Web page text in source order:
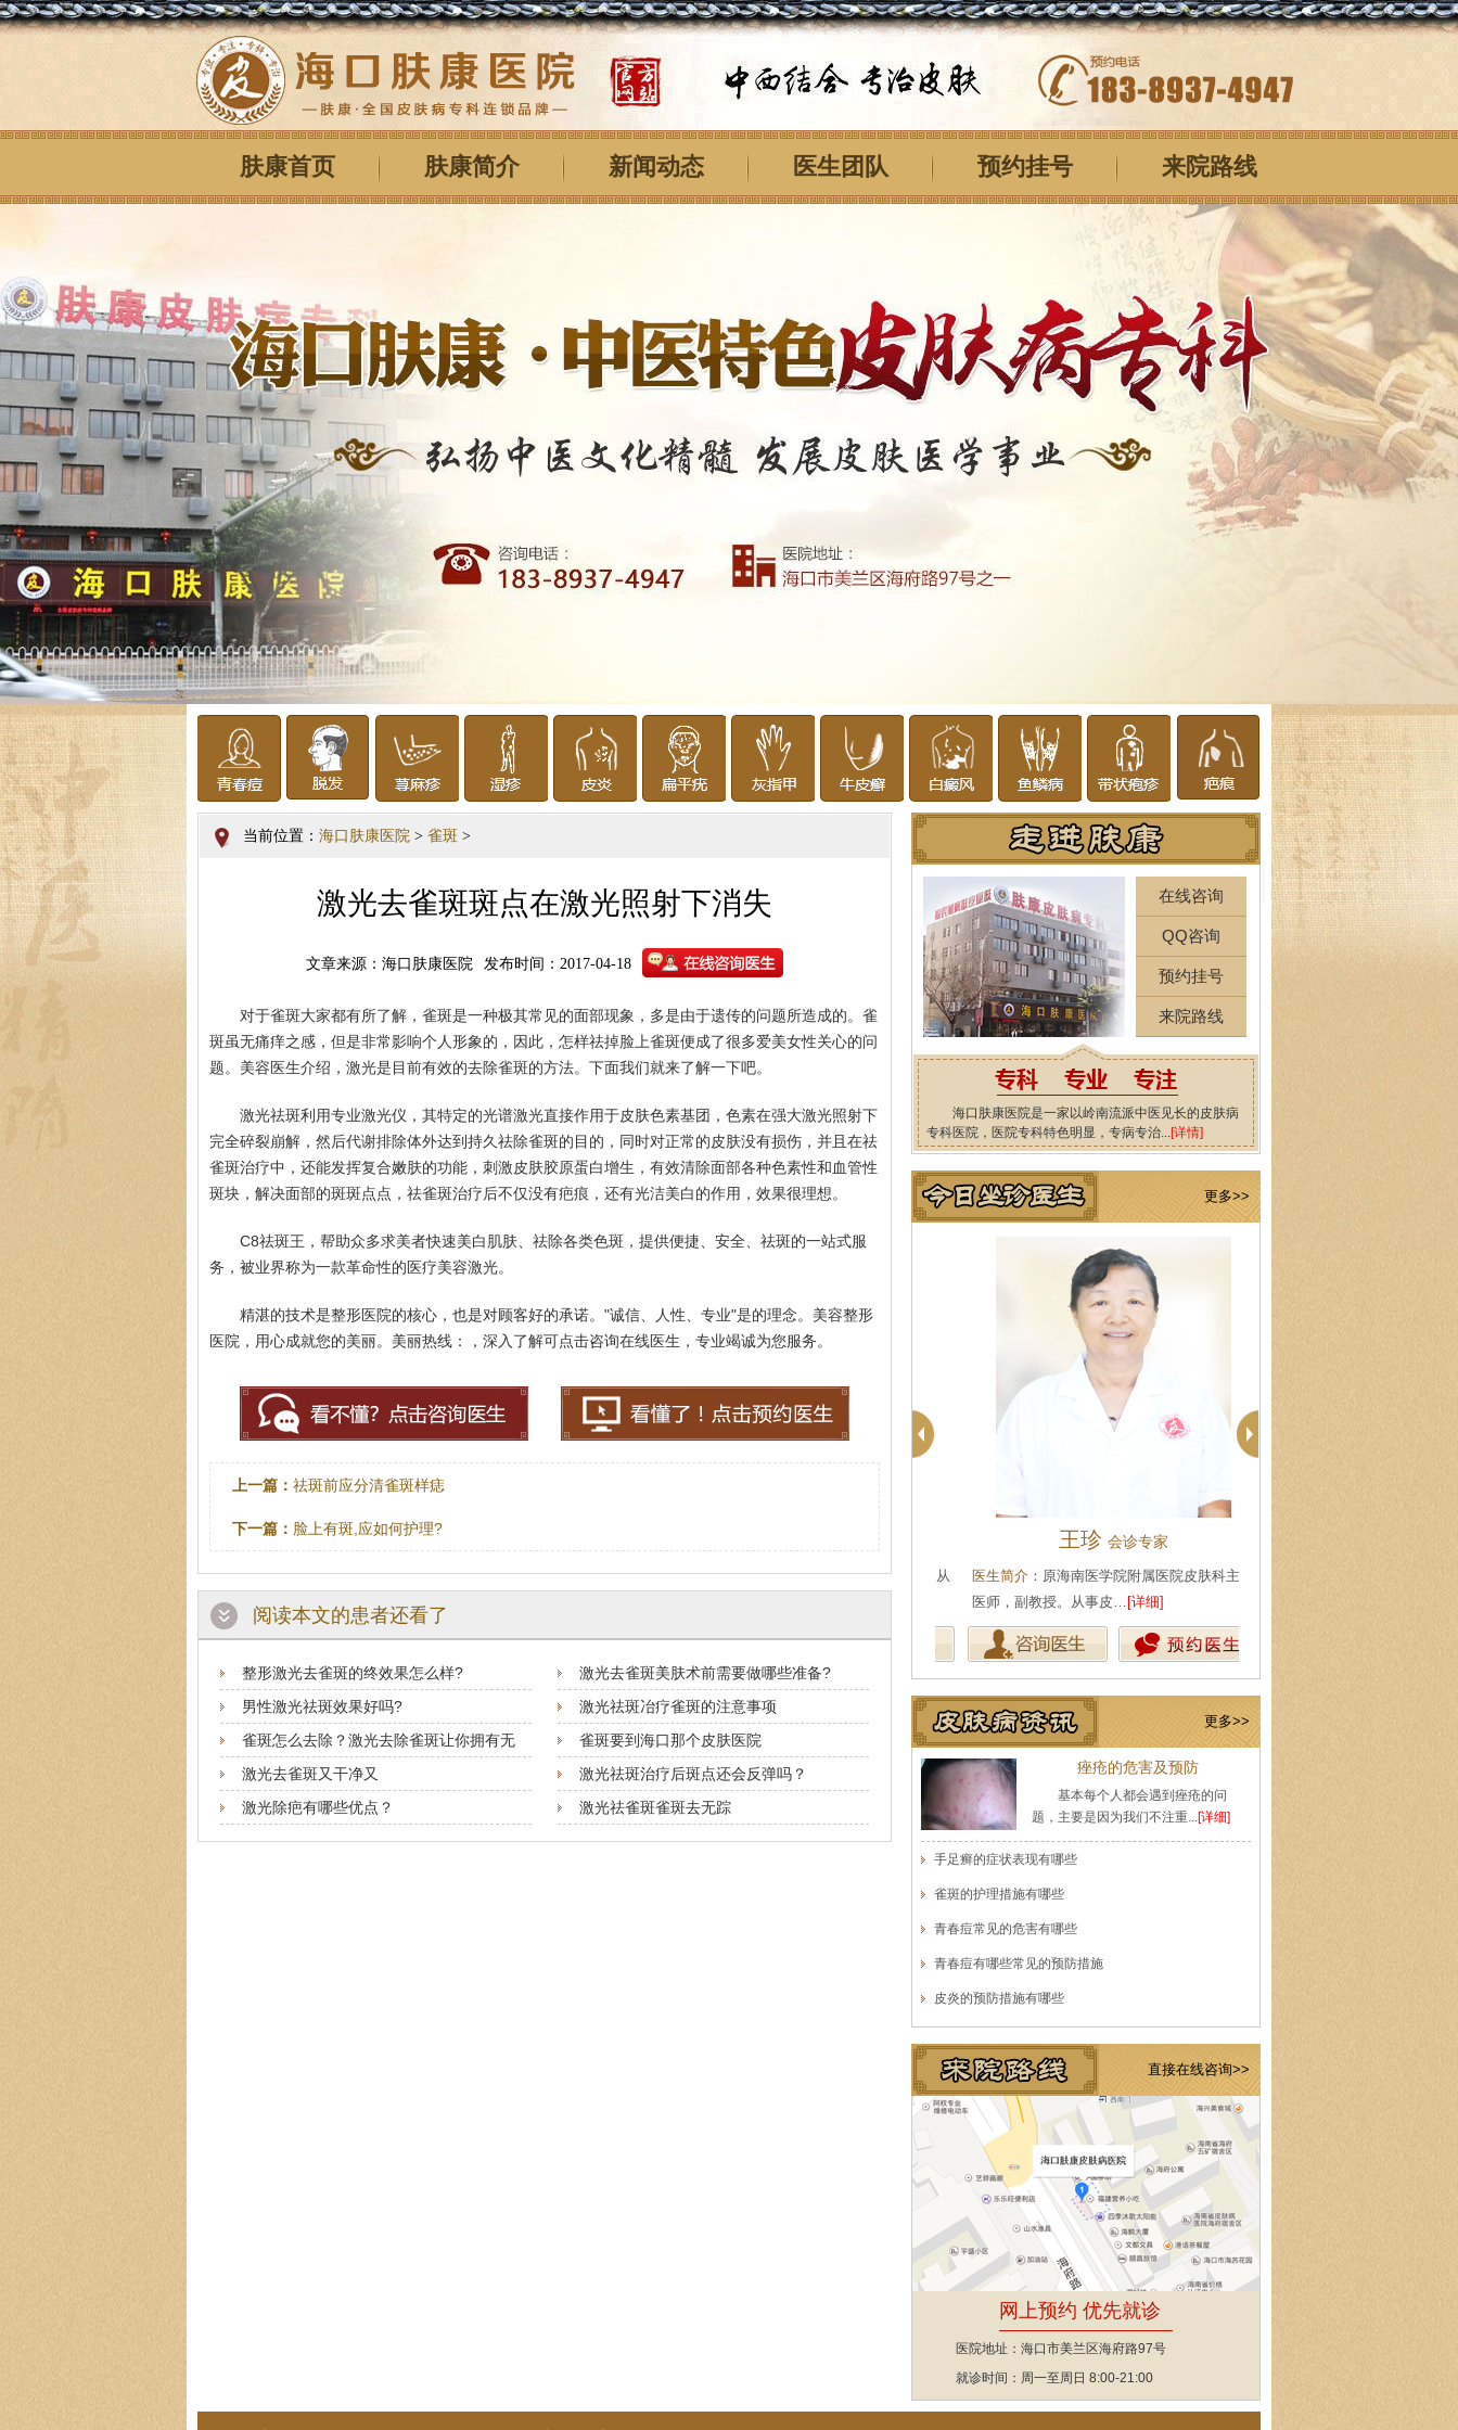
肤康首页 肤康简介 新闻动态 医生团队 预约挂号 来院路线
当前位置： 海口肤康医院 > 雀斑 >
激光去雀斑斑点在激光照射下消失
文章来源：海口肤康医院 发布时间：2017-04-18
对于雀斑大家都有所了解，雀斑是一种极其常见的面部现象，多是由于遗传的问题所造成的。雀
斑虽无痛痒之感，但是非常影响个人形象的，因此，怎样祛掉脸上雀斑便成了很多爱美女性关心的问
题。美容医生介绍，激光是目前有效的去除雀斑的方法。下面我们就来了解一下吧。
激光祛斑利用专业激光仪，其特定的光谱激光直接作用于皮肤色素基团，色素在强大激光照射下
完全碎裂崩解，然后代谢排除体外达到持久祛除雀斑的目的，同时对正常的皮肤没有损伤，并且在祛
雀斑治疗中，还能发挥复合嫩肤的功能，刺激皮肤胶原蛋白增生，有效清除面部各种色素性和血管性
斑块，解决面部的斑斑点点，祛雀斑治疗后不仅没有疤痕，还有光洁美白的作用，效果很理想。
C8祛斑王，帮助众多求美者快速美白肌肤、祛除各类色斑，提供便捷、安全、祛斑的一站式服
务，被业界称为一款革命性的医疗美容激光。
精湛的技术是整形医院的核心，也是对顾客好的承诺。"诚信、人性、专业"是的理念。美容整形
医院，用心成就您的美丽。美丽热线：，深入了解可点击咨询在线医生，专业竭诚为您服务。
上一篇： 祛斑前应分清雀斑样痣
下一篇： 脸上有斑,应如何护理?
阅读本文的患者还看了
整形激光去雀斑的终效果怎么样?
激光去雀斑美肤术前需要做哪些准备?
男性激光祛斑效果好吗?
激光祛斑冶疗雀斑的注意事项
雀斑怎么去除？激光去除雀斑让你拥有无
雀斑要到海口那个皮肤医院
激光去雀斑又干净又
激光祛斑治疗后斑点还会反弹吗？
激光除疤有哪些优点？
激光祛雀斑雀斑去无踪
在线咨询
QQ咨询
预约挂号
来院路线
海口肤康医院是一家以岭南流派中医见长的皮肤病
专科医院，医院专科特色明显，专病专治...[详情]
更多>>
王珍 会诊专家
医生简介：原海南医学院附属医院皮肤科主任
医师，副教授。从事皮…[详细]
更多>>
痤疮的危害及预防
基本每个人都会遇到痤疮的问
题，主要是因为我们不注重...[详细]
手足癣的症状表现有哪些
雀斑的护理措施有哪些
青春痘常见的危害有哪些
青春痘有哪些常见的预防措施
皮炎的预防措施有哪些
直接在线咨询>>
网上预约 优先就诊
医院地址：海口市美兰区海府路97号
就诊时间：周一至周日 8:00-21:00